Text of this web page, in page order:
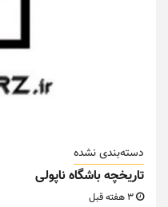
دسته‌بندی نشده
تاریخچه باشگاه ناپولی